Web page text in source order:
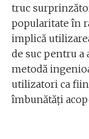
truc
popularitate în
implică
de suc pentru a
metodă
utilizatori ca
îmbunătăți